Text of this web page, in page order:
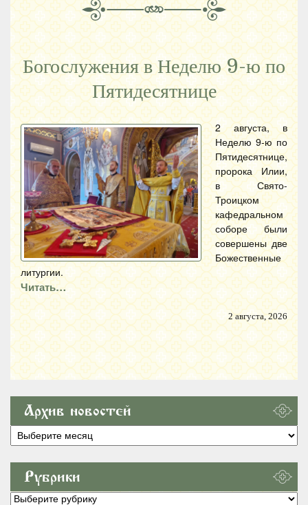
Богослужения в Неделю 9-ю по
Пятидесятнице
2 августа, в
Неделю 9-ю по
Пятидесятнице,
пророка Илии,
в Свято-
Троицком
кафедральном
соборе были
совершены две
Божественные
литургии.
Читать…
2 августа, 2026
Архив новостей
Архив
новостей
Рубрики
Рубрики